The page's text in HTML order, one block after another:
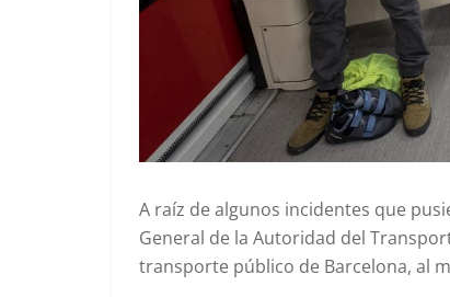
A raíz de algunos incidentes que
General de la Autoridad del
transporte público de Barcelona, al